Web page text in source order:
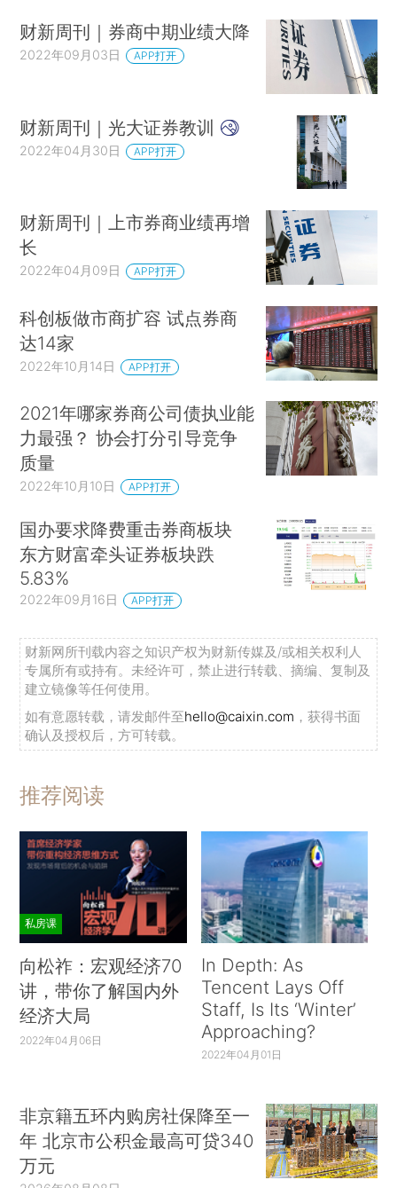
财新周刊｜券商中期业绩大降
2022年09月03日 APP打开
财新周刊｜光大证券教训
2022年04月30日 APP打开
财新周刊｜上市券商业绩再增
长
2022年04月09日 APP打开
科创板做市商扩容 试点券商
达14家
2022年10月14日 APP打开
2021年哪家券商公司债执业能
力最强？ 协会打分引导竞争
质量
2022年10月10日 APP打开
国办要求降费重击券商板块
东方财富牵头证券板块跌
5.83%
2022年09月16日 APP打开
财新网所刊载内容之知识产权为财新传媒及/或相关权利人
专属所有或持有。未经许可，禁止进行转载、摘编、复制及
建立镜像等任何使用。
如有意愿转载，请发邮件至hello@caixin.com ，获得书面
确认及授权后，方可转载。
推荐阅读
私房课
向松祚：宏观经济70
讲，带你了解国内外
经济大局
2022年04月06日
In Depth: As
Tencent Lays Off
Staff, Is Its ‘Winter’
Approaching?
2022年04月01日
非京籍五环内购房社保降至一
年 北京市公积金最高可贷340
万元